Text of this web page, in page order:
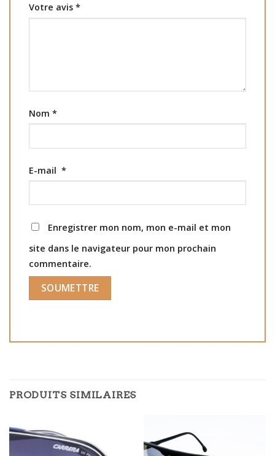
Votre avis *
Nom *
E-mail *
Enregistrer mon nom, mon e-mail et mon
site dans le navigateur pour mon prochain
commentaire.
PRODUITS SIMILAIRES